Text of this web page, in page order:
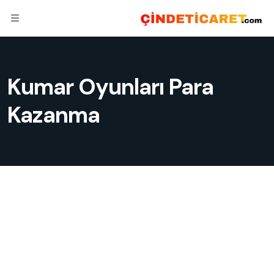
Kumar Oyunları Para
Kazanma